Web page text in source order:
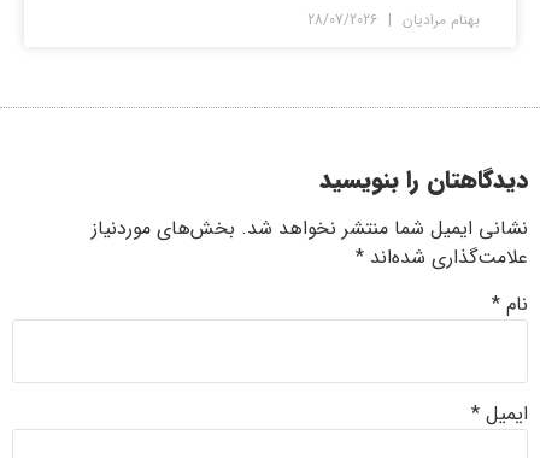
بهنام مرادیان
دیدگاهتان را بنویسید
نشانی ایمیل شما منتشر نخواهد شد. بخش‌های موردنیاز
علامت‌گذاری شده‌اند *
نام *
ایمیل *